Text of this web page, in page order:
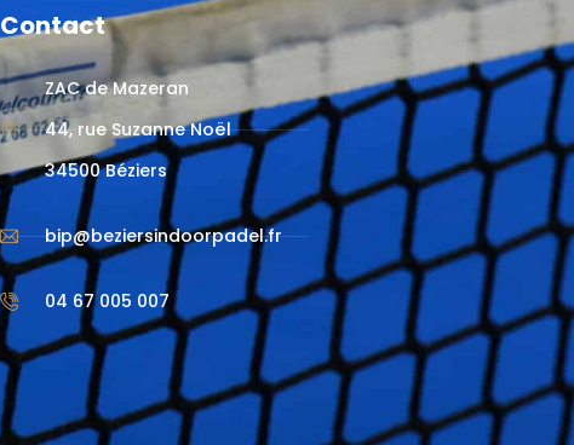
Contact
ZAC de Mazeran
44, rue Suzanne Noël
34500 Béziers
bip@beziersindoorpadel.fr
04 67 005 007